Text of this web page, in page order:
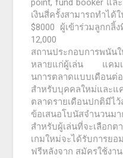
point, fund booker แล
เงินสี่ครั้งสามารถทำไ
$8000 ผู้เข้าร่วมลูกกลิ้
12,000
สถานประกอบการพนัน
หลายแก่ผู้เล่น แคมเ
นการตลาดแบบเดือน
สำหรับบุคคลใหม่และ
ตลาดรายเดือนปกติมีไ
ข้อเสนอโบนัสจำนวนม
สำหรับผู้เล่นที่จะเลือ
เกมใหม่จะได้รับการย
ฟรีหลังจาก สมัครใช้งา